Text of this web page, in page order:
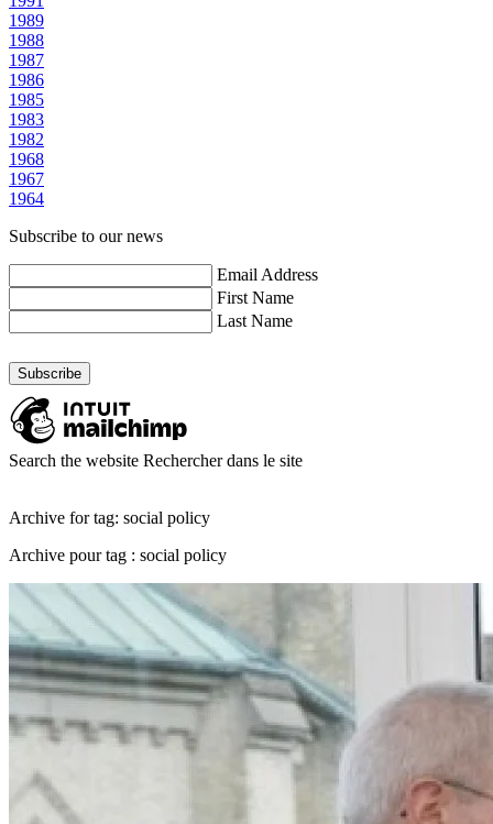
1989
1988
1987
1986
1985
1983
1982
1968
1967
1964
Subscribe to our news
Email Address
First Name
Last Name
Search the website Rechercher dans le site
Archive for tag: social policy
Archive pour tag : social policy